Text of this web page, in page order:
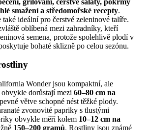
smažení a středomořské recepty.
ideální pro čerstvé zeleninové talíře.
oblíbená mezi zahradníky, kteří
semena, protože spolehlivě plodí v
bohaté sklizně po celou sezónu.
Wonder jsou kompaktní, ale
dorůstají mezi 60–80 cm na
větve schopné nést těžké plody.
zvonovité papriky s tlustými
obvykle měří kolem 10–12 cm na
150–200 gramů. Rostliny jsou známé